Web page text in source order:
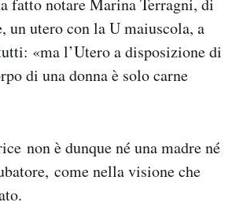
fatto notare Marina Terragni, di
un utero con la U maiuscola, a
«ma l’Utero a disposizione di
di una donna è solo carne
non è dunque né una madre né
come nella visione che